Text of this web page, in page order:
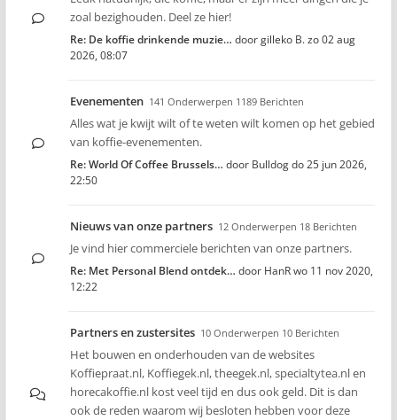
zoal bezighouden. Deel ze hier!
Re: De koffie drinkende muzie… doorgilleko B.zo 02 aug
2026, 08:07
Evenementen 141 Onderwerpen 1189 Berichten
Alles wat je kwijt wilt of te weten wilt komen op het gebied
van koffie-evenementen.
Re: World Of Coffee Brussels… door Bulldogdo 25 jun 2026,
22:50
Nieuws van onze partners 12 Onderwerpen 18 Berichten
Je vind hier commerciele berichten van onze partners.
Re: Met Personal Blend ontdek… door HanRwo 11 nov 2020,
12:22
Partners en zustersites 10 Onderwerpen 10 Berichten
Het bouwen en onderhouden van de websites
Koffiepraat.nl, Koffiegek.nl, theegek.nl, specialtytea.nl en
horecakoffie.nl kost veel tijd en dus ook geld. Dit is dan
ook de reden waarom wij besloten hebben voor deze